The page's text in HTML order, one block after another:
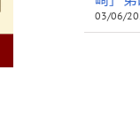
03/06/